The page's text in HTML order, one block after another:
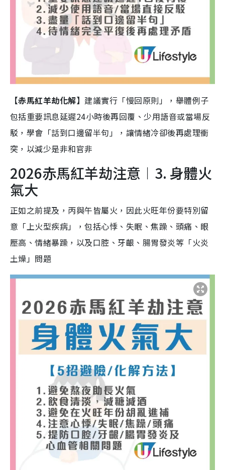
【赤馬紅羊劫化解】 建議實行「慢回原則」，舉體例子
包括重要訊息延遲24小時後再回覆、少用語音或當場反
駁，學會「話到口邊留半句」，讓情緒冷卻後再處理衝
突，以減少是非和官非
2026赤馬紅羊劫注意︱3. 身體火
氣大
正如之前提及，丙與午皆屬火，因此火旺年份要特別留
意「上火型疾病」，包括心悸、失眠、焦躁、頭痛、眼
壓高、情緒暴躁，以及口腔、牙齦、腸胃發炎等「火炎
土燥」問題